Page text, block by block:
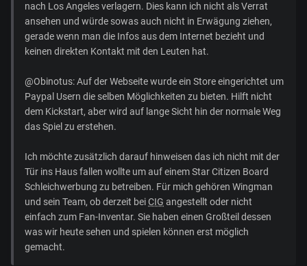
nach Los Angeles verlagern. Dies kann ich nicht als Verrat
ansehen und würde sowas auch nicht in Erwägung ziehen,
gerade wenn man die Infos aus dem Internet bezieht und
keinen direkten Kontakt mit den Leuten hat.
@Obinotus: Auf der Webseite wurde ein Store eingerichtet um
Paypal Usern die selben Möglichkeiten zu bieten. Hilft nicht
dem Kickstart, aber wird auf lange Sicht hin der normale Weg
das Spiel zu erstehen.
Ich möchte zusätzlich darauf hinweisen das ich nicht mit der
Tür ins Haus fallen wollte um auf einem Star Citizen Board
Schleichwerbung zu betreiben. Für mich gehören Wingman
und sein Team, ob derzeit beiCIG angestellt oder nicht
einfach zum Fan-Inventar. Sie haben einen Großteil dessen
was wir heute sehen und spielen können erst möglich
gemacht.